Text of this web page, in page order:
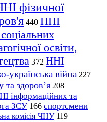
фізичної
440 ННІ
соціальних
освіти,
372 ННІ
українська війна 227
та здоров’я 208
інформаційних та
ЗСУ 166 спортсмени
комісія ЧНУ 119